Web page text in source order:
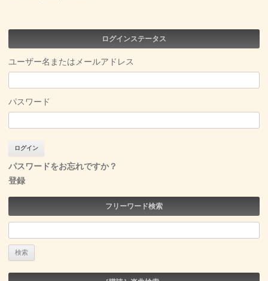
ログインステータス
ユーザー名またはメールアドレス
パスワード
パスワードをお忘れですか？
登録
フリーワード検索